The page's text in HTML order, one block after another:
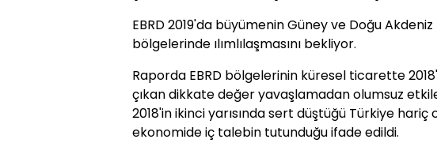
EBRD 2019'da büyümenin Güney ve Doğu
bölgelerinde ılımlılaşmasını bekliyor.
Raporda EBRD bölgelerinin küresel ticarette
çıkan dikkate değer yavaşlamadan olumsuz
2018'in ikinci yarısında sert düştüğü Türkiye
ekonomide iç talebin tutunduğu ifade edildi.